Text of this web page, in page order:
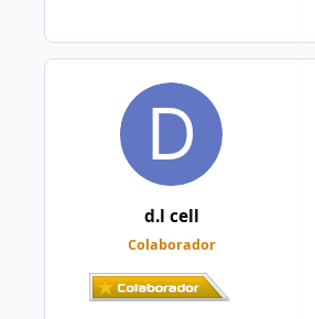
d.l cell
Colaborador